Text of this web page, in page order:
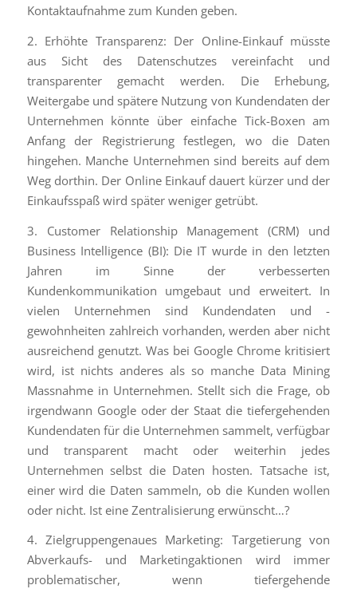
Kontaktaufnahme zum Kunden geben.
2. Erhöhte Transparenz: Der Online-Einkauf müsste
aus Sicht des Datenschutzes vereinfacht und
transparenter gemacht werden. Die Erhebung,
Weitergabe und spätere Nutzung von Kundendaten der
Unternehmen könnte über einfache Tick-Boxen am
Anfang der Registrierung festlegen, wo die Daten
hingehen. Manche Unternehmen sind bereits auf dem
Weg dorthin. Der Online Einkauf dauert kürzer und der
Einkaufsspaß wird später weniger getrübt.
3. Customer Relationship Management (CRM) und
Business Intelligence (BI): Die IT wurde in den letzten
Jahren im Sinne der verbesserten
Kundenkommunikation umgebaut und erweitert. In
vielen Unternehmen sind Kundendaten und -
gewohnheiten zahlreich vorhanden, werden aber nicht
ausreichend genutzt. Was bei Google Chrome kritisiert
wird, ist nichts anderes als so manche Data Mining
Massnahme in Unternehmen. Stellt sich die Frage, ob
irgendwann Google oder der Staat die tiefergehenden
Kundendaten für die Unternehmen sammelt, verfügbar
und transparent macht oder weiterhin jedes
Unternehmen selbst die Daten hosten. Tatsache ist,
einer wird die Daten sammeln, ob die Kunden wollen
oder nicht. Ist eine Zentralisierung erwünscht…?
4. Zielgruppengenaues Marketing: Targetierung von
Abverkaufs- und Marketingaktionen wird immer
problematischer, wenn tiefergehende